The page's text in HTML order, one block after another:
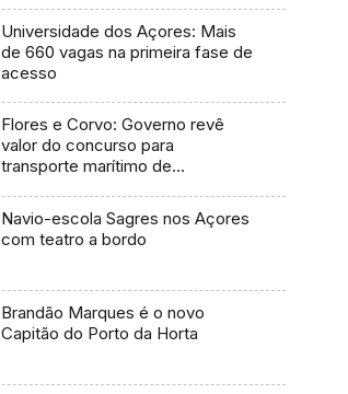
Universidade dos Açores: Mais
de 660 vagas na primeira fase de
acesso
Flores e Corvo: Governo revê
valor do concurso para
transporte marítimo de
Navio-escola Sagres nos Açores
com teatro a bordo
Brandão Marques é o novo
Capitão do Porto da Horta